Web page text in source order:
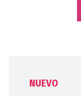
NUEVO